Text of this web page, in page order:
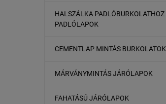
HALSZÁLKA PADLÓBURKOLATHOZ
PADLÓLAPOK
CEMENTLAP MINTÁS BURKOLATOK
MÁRVÁNYMINTÁS JÁRÓLAPOK
FAHATÁSÚ JÁRÓLAPOK